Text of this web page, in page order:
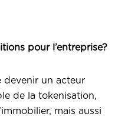
pour l’entreprise?
devenir un acteur
de la tokenisation,
mais aussi